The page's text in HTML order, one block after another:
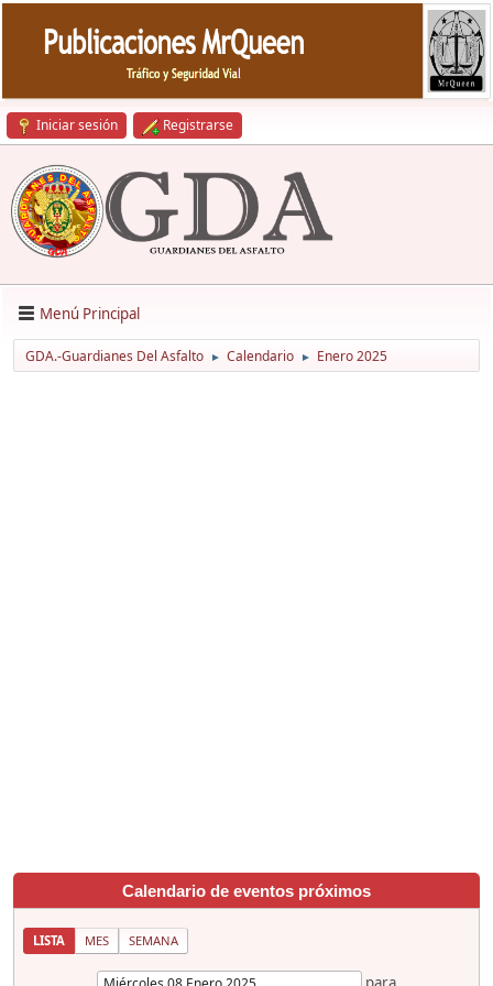
Iniciar sesión Registrarse
Menú Principal
GDA.-Guardianes Del Asfalto ► Calendario ► Enero 2025
Calendario de eventos próximos
LISTA MES SEMANA